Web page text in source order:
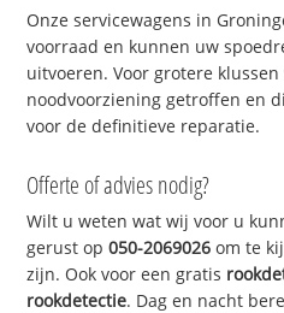
Onze servicewagens in
voorraad en kunnen uw
uitvoeren. Voor grotere
noodvoorziening getroffen en
voor de definitieve reparatie.
Offerte of advies nodig?
Wilt u weten wat wij voor u
gerust op050-2069026 om te
zijn. Ook voor een gratis
rookdetectie. Dag en nacht